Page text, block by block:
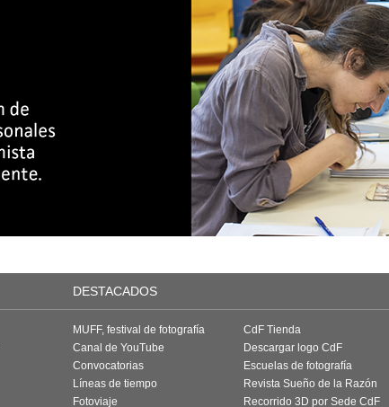
DESTACADOS
MUFF, festival de fotografía
Canal de YouTube
Convocatorias
Líneas de tiempo
Fotoviaje
CdF Tienda
Descargar logo CdF
Escuelas de fotografía
Revista Sueño de la Razón
Recorrido 3D por Sede CdF